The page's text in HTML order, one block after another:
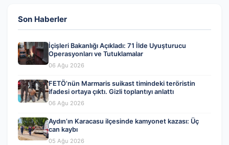
Son Haberler
İçişleri Bakanlığı Açıkladı: 71 İlde Uyuşturucu
Operasyonları ve Tutuklamalar
06 Ağu 2026
FETÖ’nün Marmaris suikast timindeki teröristin
ifadesi ortaya çıktı. Gizli toplantıyı anlattı
06 Ağu 2026
Aydın’ın Karacasu ilçesinde kamyonet kazası: Üç
can kaybı
05 Ağu 2026